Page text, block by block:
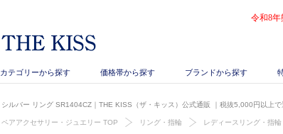
令和8
カテゴリーから探す 価格帯から探す ブランドから探す
シルバー リング SR1404CZ｜THE KISS（ザ・キッス）公式通販 ｜税抜5,000円以上で
ペアアクセサリー・ジュエリー TOP リング・指輪 レディースリング・指輪